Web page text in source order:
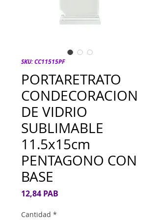
SKU: CC11515PF
PORTARETRATO
CONDECORACION
DE VIDRIO
SUBLIMABLE
11.5x15cm
PENTAGONO CON
BASE
12,84 PAB
Cantidad *